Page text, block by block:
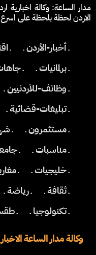
مدار الساعة: وكالة اخبارية
الاردن لحظة بلحظة على اسرع
ـ أخبار-الأردن ـ ـ
ـ برلمانيات ـ
ـ
ـ وظائف-للأردنيين ـ
ـ تبليغات-قضائية ـ
ـ مستثمرون ـ
ـ
ـ مناسبات ـ
ـ
ـ خليجيات ـ
ـ
ـ ثقافة ـ
ـ رياضة ـ
ـ تكنولوجيا ـ
ـ